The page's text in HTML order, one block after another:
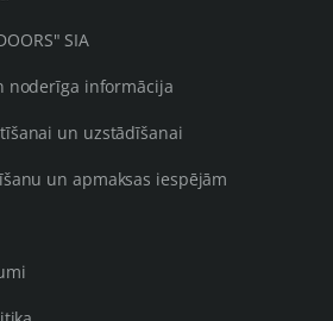
SIA
noderīga informācija
un uzstādīšanai
un apmaksas iespējām